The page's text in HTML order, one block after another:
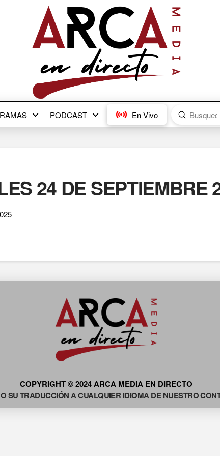
PODCAST En Vivo
Search
Submit
24 DE SEPTIEMBRE
COPYRIGHT © 2024 ARCA MEDIA EN DIRECTO
TRADUCCIÓN A CUALQUIER IDIOMA DE NUESTRO